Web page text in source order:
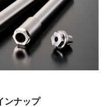
ンナップ